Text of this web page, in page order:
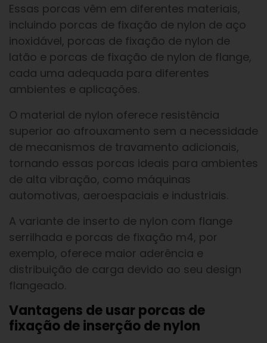
Essas porcas vêm em diferentes materiais,
incluindo porcas de fixação de nylon de aço
inoxidável, porcas de fixação de nylon de
latão e porcas de fixação de nylon de flange,
cada uma adequada para diferentes
ambientes e aplicações.
O material de nylon oferece resistência
superior ao afrouxamento sem a necessidade
de mecanismos de travamento adicionais,
tornando essas porcas ideais para ambientes
de alta vibração, como máquinas
automotivas, aeroespaciais e industriais.
A variante de inserto de nylon com flange
serrilhada e porcas de fixação m4, por
exemplo, oferece maior aderência e
distribuição de carga devido ao seu design
flangeado.
Vantagens de usar porcas de
fixação de inserção de nylon